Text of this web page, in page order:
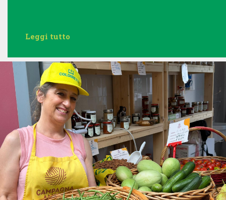
Leggi tutto